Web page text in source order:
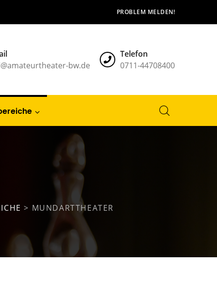
PROBLEM MELDEN!
bw.de
Telefon
0711-44708400
> MUNDARTTHEATER